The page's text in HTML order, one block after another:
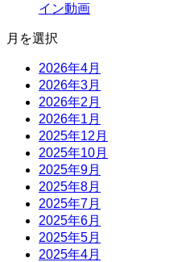
イン動画
月を選択
2026年4月
2026年3月
2026年2月
2026年1月
2025年12月
2025年10月
2025年9月
2025年8月
2025年7月
2025年6月
2025年5月
2025年4月